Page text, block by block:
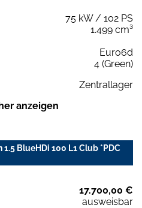
75 kW / 102 PS
1.499 cm³
Euro6d
4 (Green)
Zentrallager
anzeigen
BlueHDi 100 L1 Club *PDC
17.700,00 €
ausweisbar